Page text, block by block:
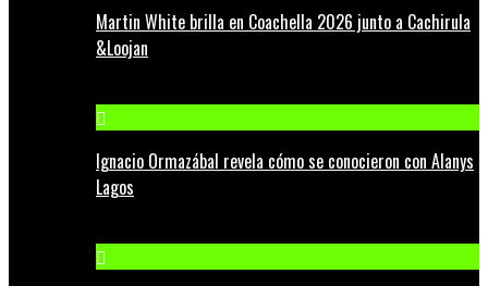
Martin White brilla en Coachella 2026 junto a Cachirula
&Loojan
Ignacio Ormazábal revela cómo se conocieron con Alanys
Lagos